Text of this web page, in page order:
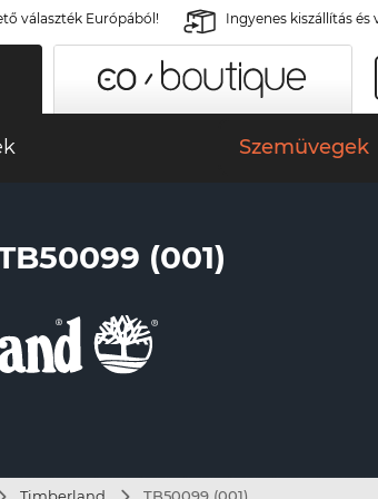
választék Európából! Ingyenes kiszállítás és
Szemüvegek
(001)